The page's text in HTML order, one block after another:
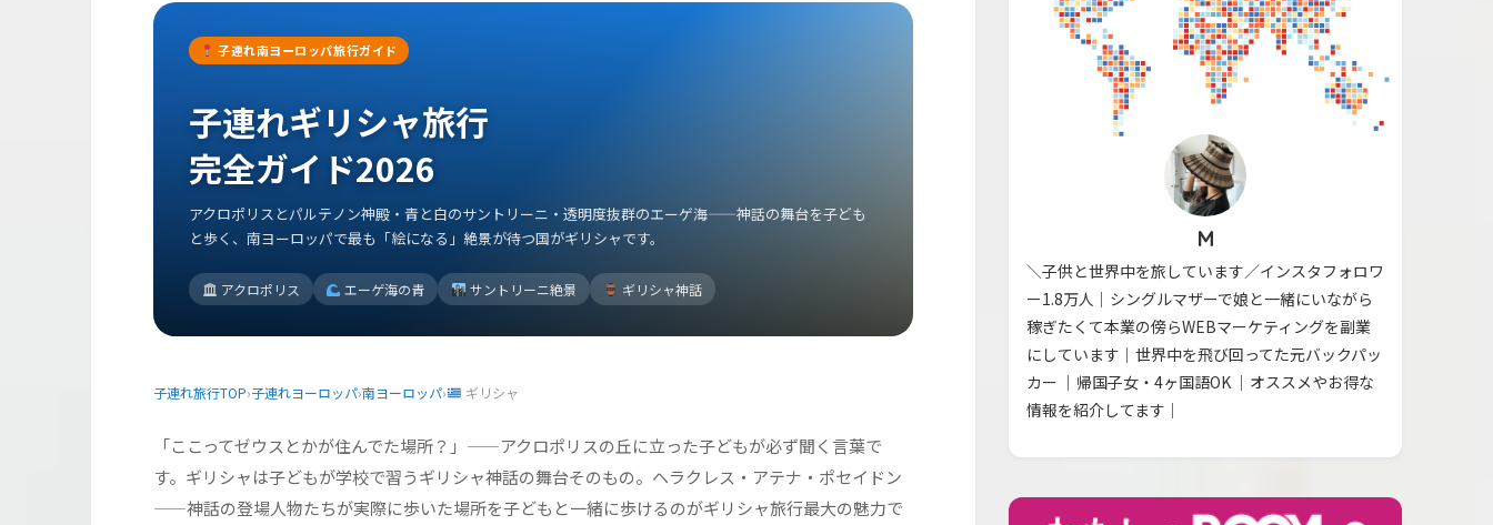
子連れ南ヨーロッパ旅行ガイド
子連れギリシャ旅行
完全ガイド2026
アクロポリスとパルテノン神殿・青と白のサントリーニ・透明度抜群のエーゲ海——神話の舞台を子ども
と歩く、南ヨーロッパで最も「絵になる」絶景が待つ国がギリシャです。
アクロポリス エーゲ海の青 サントリーニ絶景 ギリシャ神話
子連れ旅行TOP›子連れヨーロッパ›南ヨーロッパ› ギリシャ
「ここってゼウスとかが住んでた場所？」——アクロポリスの丘に立った子どもが必ず聞く言葉で
す。ギリシャは子どもが学校で習うギリシャ神話の舞台そのもの。ヘラクレス・アテナ・ポセイドン
——神話の登場人物たちが実際に歩いた場所を子どもと一緒に歩けるのがギリシャ旅行最大の魅力で
M
＼子供と世界中を旅しています／インスタフォロワ
ー1.8万人｜シングルマザーで娘と一緒にいながら
稼ぎたくて本業の傍らWEBマーケティングを副業
にしています｜世界中を飛び回ってた元バックパッ
カー ｜帰国子女・4ヶ国語OK ｜オススメやお得な
情報を紹介してます｜